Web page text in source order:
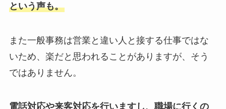
という声も。
また一般事務は営業と違い人と接する仕事ではな
いため、楽だと思われることがありますが、そう
ではありません。
電話対応や来客対応を行いますし、職場に行くの